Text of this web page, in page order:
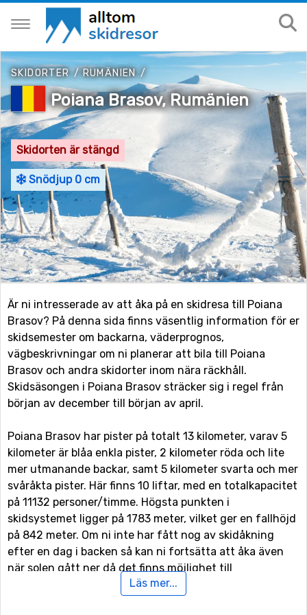
SKIDORTER /RUMÄNIEN/
Poiana Brasov, Rumänien
Skidorten är stängd
Snödjup 0 cm
Är ni intresserade av att åka på en skidresa till Poiana
Brasov? På denna sida finns väsentlig information för er
skidsemester om backarna, väderprognos,
vägbeskrivningar om ni planerar att bila till Poiana
Brasov och andra skidorter inom nära räckhåll.
Skidsäsongen i Poiana Brasov sträcker sig i regel från
början av december till början av april.
Poiana Brasov har pister på totalt 13 kilometer, varav 5
kilometer är blåa enkla pister, 2 kilometer röda och lite
mer utmanande backar, samt 5 kilometer svarta och mer
svåråkta pister. Här finns 10 liftar, med en totalkapacitet
på 11132 personer/timme. Högsta punkten i
skidsystemet ligger på 1783 meter, vilket ger en fallhöjd
på 842 meter. Om ni inte har fått nog av skidåkning
efter en dag i backen så kan ni fortsätta att åka även
när solen gått ner då det finns möjlighet till
nattskidåkning i Poiana Brasov.
Läs mer...